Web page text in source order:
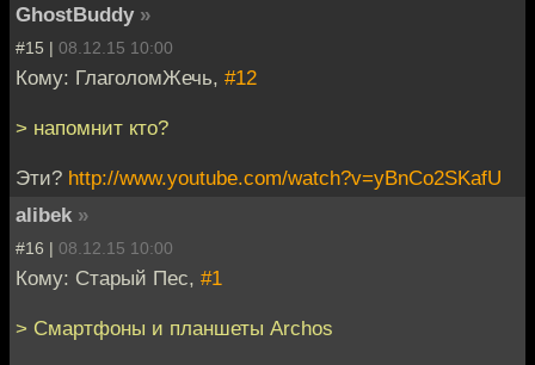
GhostBuddy »
#15 | 08.12.15 10:00
Кому: ГлаголомЖечь, #12
> напомнит кто?
Эти? http://www.youtube.com/watch?v=yBnCo2SKafU
alibek »
#16 | 08.12.15 10:00
Кому: Старый Пес, #1
> Cмартфоны и планшеты Archos